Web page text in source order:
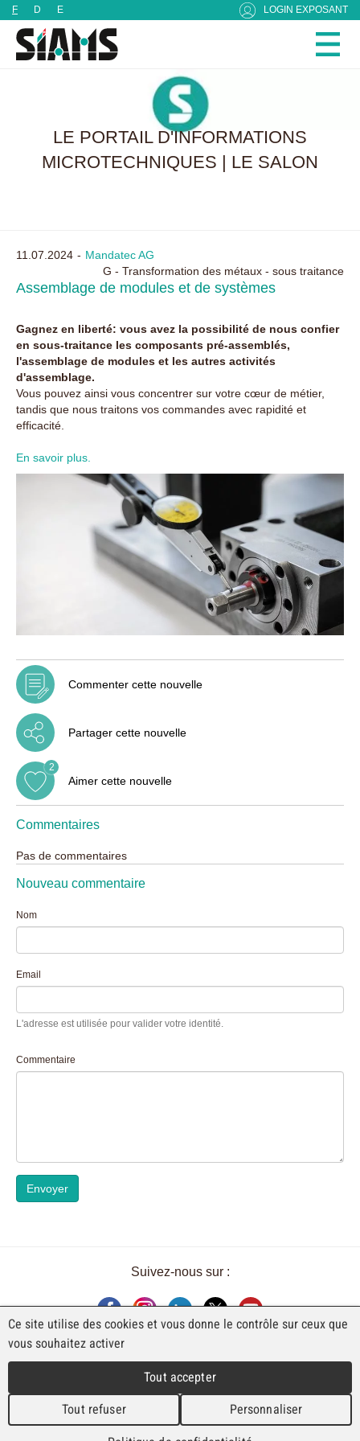
F D E LOGIN EXPOSANT
LE PORTAIL D'INFORMATIONS
MICROTECHNIQUES | LE SALON
11.07.2024
Mandatec AG
G - Transformation des métaux - sous traitance
Assemblage de modules et de systèmes
Gagnez en liberté: vous avez la possibilité de nous confier
en sous-traitance les composants pré-assemblés,
l'assemblage de modules et les autres activités
d'assemblage.
Vous pouvez ainsi vous concentrer sur votre cœur de métier,
tandis que nous traitons vos commandes avec rapidité et
efficacité.
En savoir plus.
Commenter cette nouvelle
Partager cette nouvelle
Aimer cette nouvelle
2
Commentaires
Pas de commentaires
Nouveau commentaire
Nom
Email
L'adresse est utilisée pour valider votre identité.
Commentaire
Envoyer
Suivez-nous sur :
UNE EXPOSITION DE FAJI SA
Rue Industrielle 98
CH-2740 Moutier
T. +41 (0)32 492 70 10
info@faji.ch
Panneau de gestion des cookies
Ce site utilise des cookies et vous donne le contrôle sur ceux que
vous souhaitez activer
Tout accepter
Tout refuser Personnaliser